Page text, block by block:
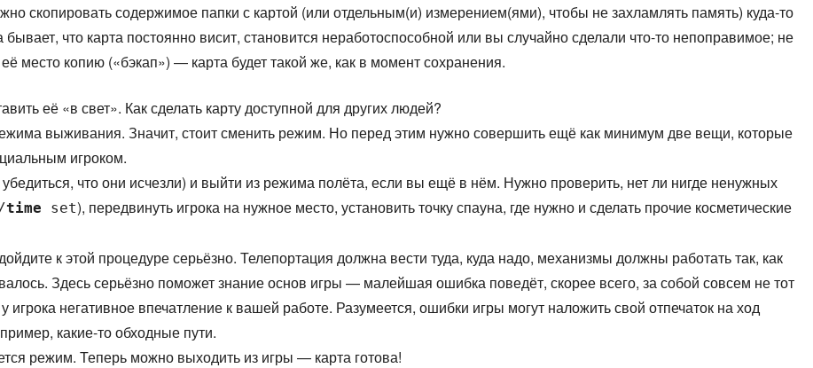
скопировать содержимое папки с картой (или отдельным(и) измерением(ями), чтобы не захламлять память) куда-то
бывает, что карта постоянно висит, становится неработоспособной или вы случайно сделали что-то непоправимое; не
место копию («бэкап») — карта будет такой же, как в момент сохранения.
её «в свет». Как сделать карту доступной для других людей?
выживания. Значит, стоит сменить режим. Но перед этим нужно совершить ещё как минимум две вещи, которые
игроком.
что они исчезли) и выйти из режима полёта, если вы ещё в нём. Нужно проверить, нет ли нигде ненужных
/time set), передвинуть игрока на нужное место, установить точку спауна, где нужно и сделать прочие косметические
к этой процедуре серьёзно. Телепортация должна вести туда, куда надо, механизмы должны работать так, как
Здесь серьёзно поможет знание основ игры — малейшая ошибка поведёт, скорее всего, за собой совсем не тот
игрока негативное впечатление к вашей работе. Разумеется, ошибки игры могут наложить свой отпечаток на ход
какие-то обходные пути.
режим. Теперь можно выходить из игры — карта готова!